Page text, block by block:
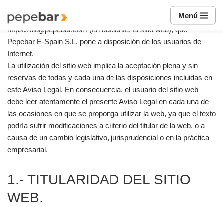
Saltar
al
contenido
Menú
El presente Aviso Legal regula las condiciones generales de
acceso y utilización del sitio web accesible en la dirección URL
https://blog.pepebar.com (en adelante, el sitio web), que
Pepebar E-Spain S.L. pone a disposición de los usuarios de
Internet.
La utilización del sitio web implica la aceptación plena y sin
reservas de todas y cada una de las disposiciones incluidas en
este Aviso Legal. En consecuencia, el usuario del sitio web
debe leer atentamente el presente Aviso Legal en cada una de
las ocasiones en que se proponga utilizar la web, ya que el texto
podría sufrir modificaciones a criterio del titular de la web, o a
causa de un cambio legislativo, jurisprudencial o en la práctica
empresarial.
1.- TITULARIDAD DEL SITIO
WEB.